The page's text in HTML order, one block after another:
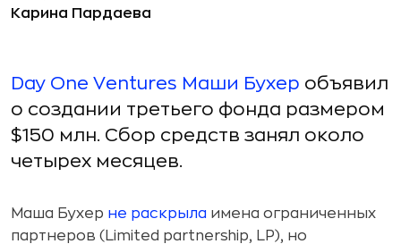
Карина Пардаева
Day One Ventures Маши Бухер объявил
о создании третьего фонда размером
$150 млн. Сбор средств занял около
четырех месяцев.
Маша Бухер не раскрыла имена ограниченных
партнеров (Limited partnership, LP), но